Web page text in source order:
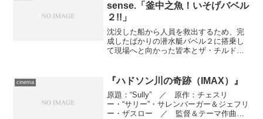
sense.「釜中之魚！いそげバベル
２!!」
沈没した船から人員を救出するため、完
成したばかりの潜水艇バベル２に搭乗し
て現場へと向かった皆本とザ・チルドレ
く、密航者も含まれていたために、バベ
ル２の人数制限を超えてしま...
cinema 『ハドソン川の奇跡（IMAX）』
原題：“Sully” ／ 原作：チェスリ
ー・“サリー”・サレンバーガー＆ジェフリ
ー・ザスロー ／ 監督＆テーマ作曲：